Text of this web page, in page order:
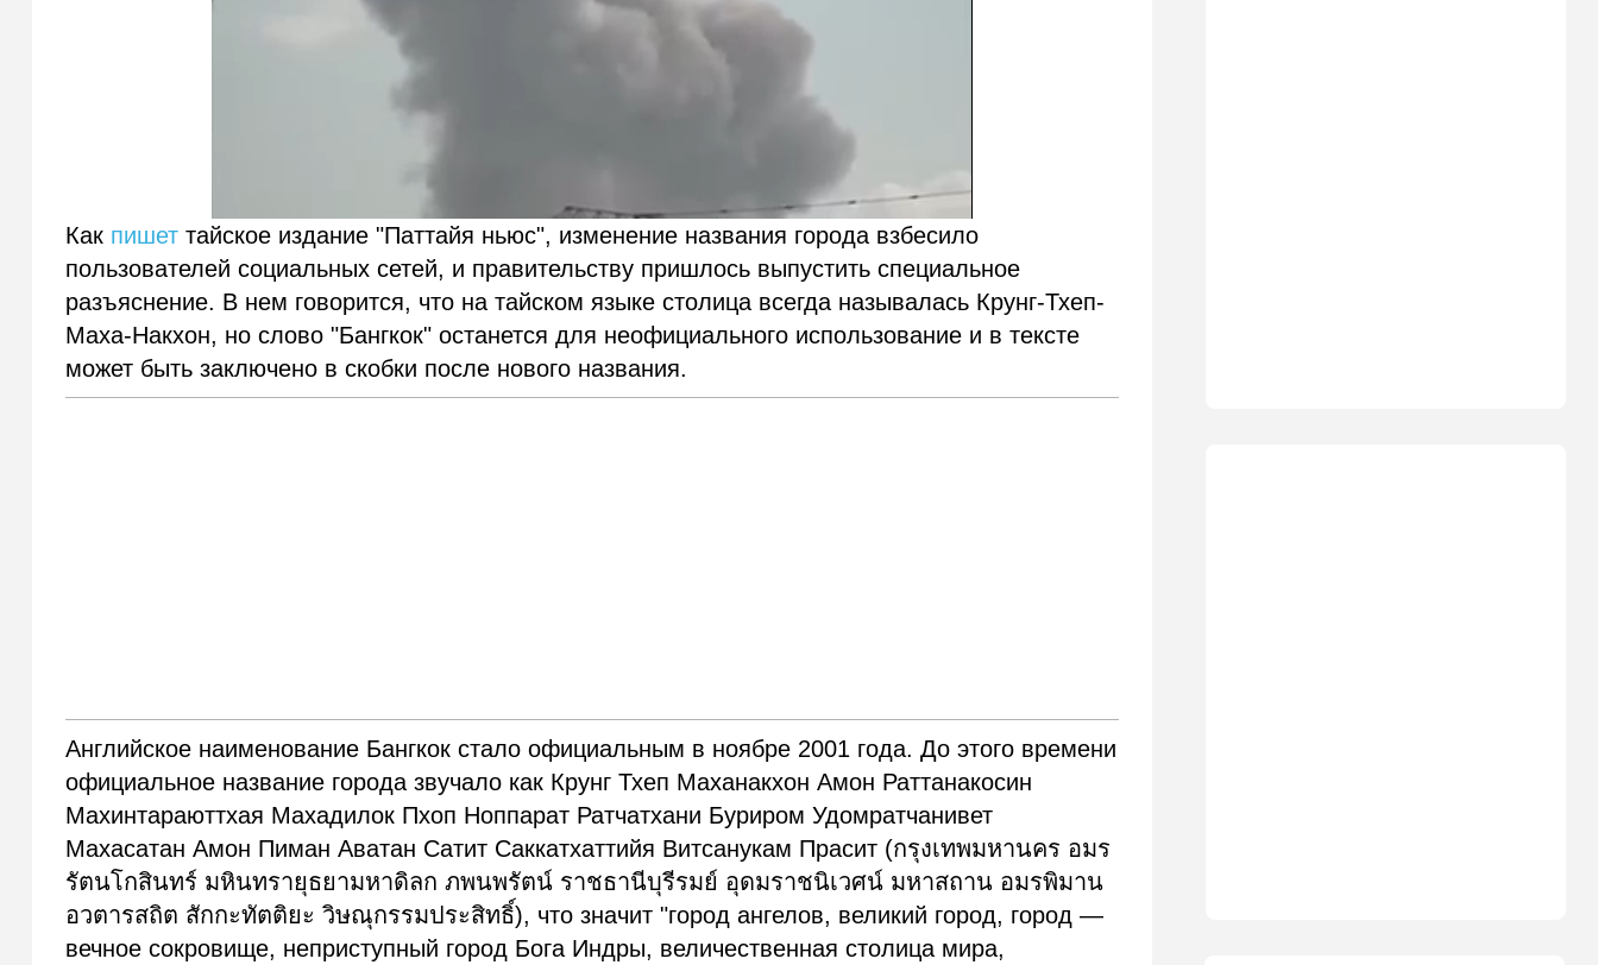
Как пишет тайское издание "Паттайя ньюс", изменение названия города взбесило
пользователей социальных сетей, и правительству пришлось выпустить специальное
разъяснение. В нем говорится, что на тайском языке столица всегда называлась Крунг-Тхеп-
Маха-Накхон, но слово "Бангкок" останется для неофициального использование и в тексте
может быть заключено в скобки после нового названия.
Английское наименование Бангкок стало официальным в ноябре 2001 года. До этого времени
официальное название города звучало как Крунг Тхеп Маханакхон Амон Раттанакосин
Махинтараюттхая Махадилок Пхоп Ноппарат Ратчатхани Буриром Удомратчанивет
Махасатан Амон Пиман Аватан Сатит Саккатхаттийя Витсанукам Прасит (กรุงเทพมหานคร อมร
รัตนโกสินทร์ มหินทรายุธยามหาดิลก ภพนพรัตน์ ราชธานีบุรีรมย์ อุดมราชนิเวศน์ มหาสถาน อมรพิมาน
อวตารสถิต สักกะทัตติยะ วิษณุกรรมประสิทธิ์), что значит "город ангелов, великий город, город —
вечное сокровище, неприступный город Бога Индры, величественная столица мира,